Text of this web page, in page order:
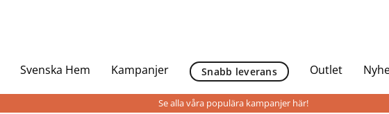
Svenska Hem Kampanjer Snabb leverans Outlet
Se alla våra populära kampanjer här!